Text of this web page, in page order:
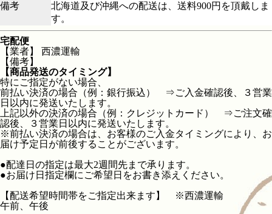
備考
北海道及び沖縄への配送は、送料900円を頂戴しま
す。
宅配便
【業者】 西濃運輸
【備考】
【商品発送のタイミング】
特にご指定がない場合、
前払い決済の場合（例：銀行振込） ⇒ご入金確認後、３営業
日以内に発送いたします。
上記以外の決済の場合（例：クレジットカード） ⇒ご注文確
認後、３営業日以内に発送いたします。
※前払い決済の場合は、お客様のご入金タイミングにより、お
届け予定日が前後することがございます。
●配達日の指定は最大2週間先まで承ります。
●お届け日指定欄にご希望日をお書き添えください。
【配送希望時間帯をご指定出来ます】 ※西濃運輸
午前、午後